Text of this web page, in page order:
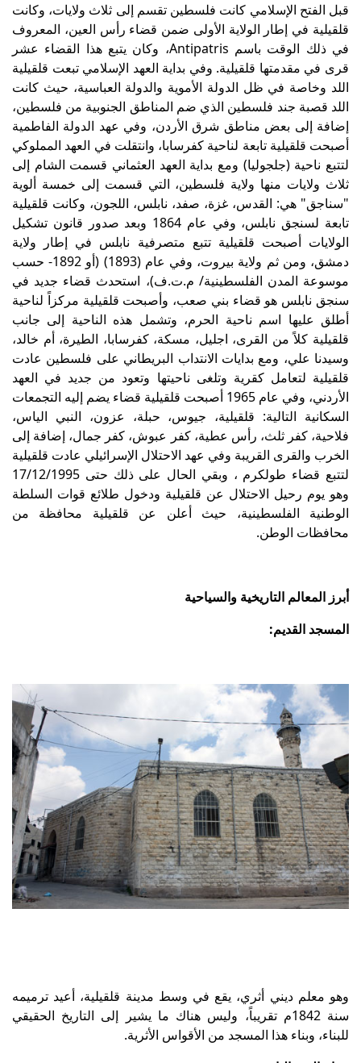
قبل الفتح الإسلامي كانت فلسطين تقسم إلى ثلاث ولايات، وكانت
قلقيلية في إطار الولاية الأولى ضمن قضاء رأس العين، المعروف
في ذلك الوقت باسم Antipatris، وكان يتبع هذا القضاء عشر
قرى في مقدمتها قلقيلية. وفي بداية العهد الإسلامي تبعت قلقيلية
اللد وخاصة في ظل الدولة الأموية والدولة العباسية، حيث كانت
اللد قصبة جند فلسطين الذي ضم المناطق الجنوبية من فلسطين،
إضافة إلى بعض مناطق شرق الأردن، وفي عهد الدولة الفاطمية
أصبحت قلقيلية تابعة لناحية كفرسابا، وانتقلت في العهد المملوكي
لتتبع ناحية (جلجوليا) ومع بداية العهد العثماني قسمت الشام إلى
ثلاث ولايات منها ولاية فلسطين، التي قسمت إلى خمسة ألوية
"سناجق" هي: القدس، غزة، صفد، نابلس، اللجون، وكانت قلقيلية
تابعة لسنجق نابلس، وفي عام 1864 وبعد صدور قانون تشكيل
الولايات أصبحت قلقيلية تتبع متصرفية نابلس في إطار ولاية
دمشق، ومن ثم ولاية بيروت، وفي عام (1893) (أو 1892- حسب
موسوعة المدن الفلسطينية/ م.ت.ف)، استحدث قضاء جديد في
سنجق نابلس هو قضاء بني صعب، وأصبحت قلقيلية مركزاً لناحية
أطلق عليها اسم ناحية الحرم، وتشمل هذه الناحية إلى جانب
قلقيلية كلاً من القرى، اجليل، مسكة، كفرسابا، الطيرة، أم خالد،
وسيدنا علي، ومع بدايات الانتداب البريطاني على فلسطين عادت
قلقيلية لتعامل كقرية وتلغى ناحيتها وتعود من جديد في العهد
الأردني، وفي عام 1965 أصبحت قلقيلية قضاء يضم إليه التجمعات
السكانية التالية: قلقيلية، جيوس، حبلة، عزون، النبي الياس،
فلاحية، كفر ثلث، رأس عطية، كفر عبوش، كفر جمال، إضافة إلى
الخرب والقرى القريبة وفي عهد الاحتلال الإسرائيلي عادت قلقيلية
لتتبع قضاء طولكرم ، وبقي الحال على ذلك حتى 17/12/1995
وهو يوم رحيل الاحتلال عن قلقيلية ودخول طلائع قوات السلطة
الوطنية الفلسطينية، حيث أعلن عن قلقيلية محافظة من
محافظات الوطن.
أبرز المعالم التاريخية والسياحية
المسجد القديم:
وهو معلم ديني أثري، يقع في وسط مدينة قلقيلية، أعيد ترميمه
سنة 1842م تقريباً، وليس هناك ما يشير إلى التاريخ الحقيقي
للبناء، وبناء هذا المسجد من الأقواس الأثرية.